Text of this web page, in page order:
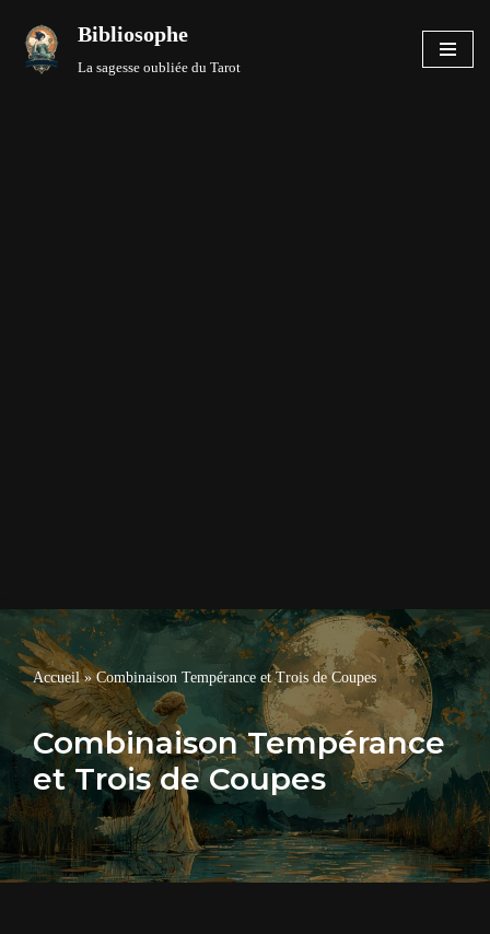
Aller
Bibliosophe
La sagesse oubliée du Tarot
Accueil»Combinaison Tempérance et Trois de Coupes
Combinaison Tempérance
et Trois de Coupes